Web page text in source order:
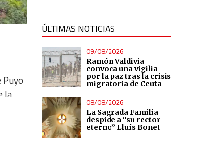
Puyo
la
ÚLTIMAS NOTICIAS
09/08/2026
Ramón Valdivia
convoca una vigilia
por la paz tras la crisis
migratoria de Ceuta
08/08/2026
La Sagrada Familia
despide a “su rector
eterno” Lluís Bonet